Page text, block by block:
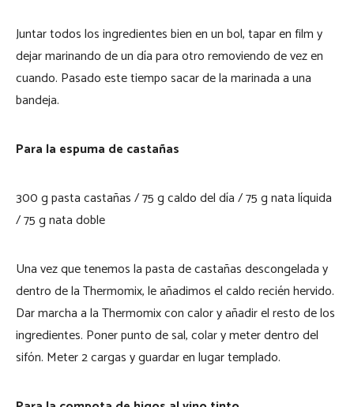
Juntar todos los ingredientes bien en un bol, tapar en film y
dejar marinando de un día para otro removiendo de vez en
cuando. Pasado este tiempo sacar de la marinada a una
bandeja.
Para la espuma de castañas
300 g pasta castañas / 75 g caldo del día / 75 g nata líquida
/ 75 g nata doble
Una vez que tenemos la pasta de castañas descongelada y
dentro de la Thermomix, le añadimos el caldo recién hervido.
Dar marcha a la Thermomix con calor y añadir el resto de los
ingredientes. Poner punto de sal, colar y meter dentro del
sifón. Meter 2 cargas y guardar en lugar templado.